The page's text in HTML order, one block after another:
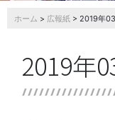
ホーム > 広報紙 > 2019年
2019年